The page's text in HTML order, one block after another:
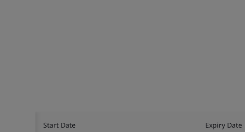
Start Date Expiry Date